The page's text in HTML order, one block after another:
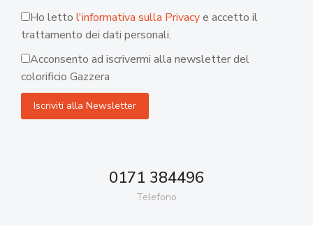
Ho letto l'informativa sulla Privacye accetto il
trattamento dei dati personali.
Acconsento ad iscrivermi alla newsletter del
colorificio Gazzera
0171 384496
Telefono